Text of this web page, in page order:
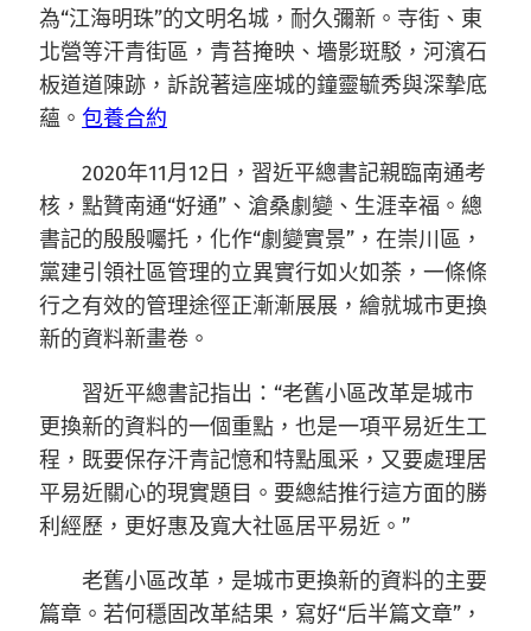
為“江海明珠”的文明名城，耐久彌新。寺街、東
北營等汗青街區，青苔掩映、墻影斑駁，河濱石
板道道陳跡，訴說著這座城的鐘靈毓秀與深摯底
蘊。 包養合約
2020年11月12日，習近平總書記親臨南通考
核，點贊南通“好通”、滄桑劇變、生涯幸福。總
書記的殷殷囑托，化作“劇變實景”，在崇川區，
黨建引領社區管理的立異實行如火如荼，一條條
行之有效的管理途徑正漸漸展展，繪就城市更換
新的資料新畫卷。
習近平總書記指出：“老舊小區改革是城市
更換新的資料的一個重點，也是一項平易近生工
程，既要保存汗青記憶和特點風采，又要處理居
平易近關心的現實題目。要總結推行這方面的勝
利經歷，更好惠及寬大社區居平易近。”
老舊小區改革，是城市更換新的資料的主要
篇章。若何穩固改革結果，寫好“后半篇文章”，